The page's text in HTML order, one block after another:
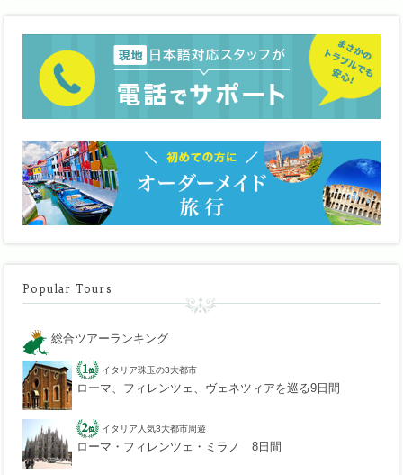
Popular Tours
総合ツアーランキング
イタリア珠玉の3大都市
ローマ、フィレンツェ、ヴェネツィアを巡る9日間
イタリア人気3大都市周遊
ローマ・フィレンツェ・ミラノ 8日間